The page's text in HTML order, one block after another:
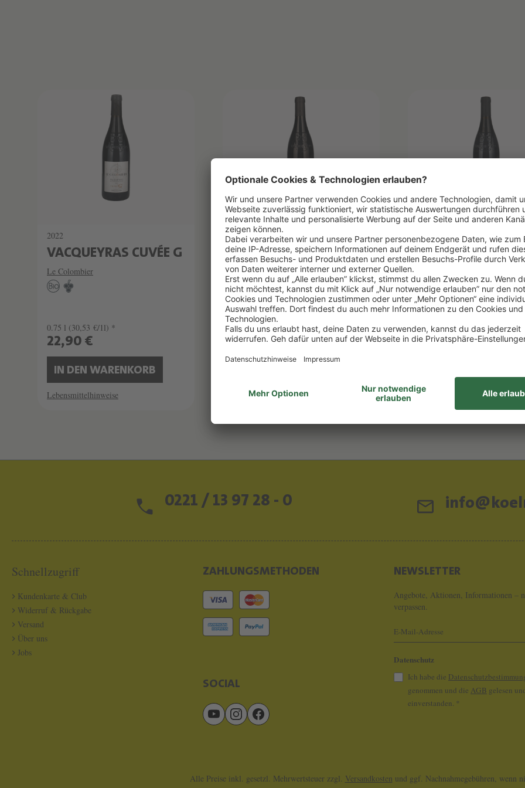
2022
VACQUEYRAS CUVÉE G
Le Colombier
0.75 l (30,53 €/1l) *
22,90 €
IN DEN WARENKORB
Lebensmittelhinweise
2022
VACQUEYRAS VIEILLES
VIGNES
Le Colombier
0.75 l (23,87 €/1l) *
17,90 €
Lebensmittelhinweise
2021
VACQUEYRAS
0.75 l(29,20 €/1l) *
21,90 €
Lebensmittelhinweise
0221 / 13 97 28 - 0
Schnellzugriff
Kundenkarte & Club
Widerruf & Rückgabe
Versand
Über uns
Jobs
ZAHLUNGSMETHODEN
SOCIAL
NEWSLETTER
Angebote, Aktionen, Informationen –
verpassen.
Datenschutz
Ich habe die
genommen und die AGB gelesen
einverstanden. *
Alle Preise inkl. gesetzl. Mehrwertsteuer zzgl. Versandkosten und ggf. Nachnahmegebühren, wenn